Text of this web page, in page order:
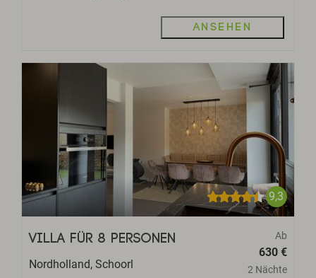
Ansehen
9,3
Ab
630 €
2 Nächte
Villa für 8 Personen
Nordholland, Schoorl